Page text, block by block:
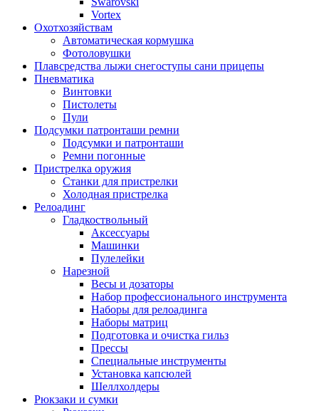
Vortex
Охотхозяйствам
Автоматическая кормушка
Фотоловушки
Плавсредства лыжи снегоступы сани прицепы
Пневматика
Винтовки
Пистолеты
Пули
Подсумки патронташи ремни
Подсумки и патронташи
Ремни погонные
Пристрелка оружия
Станки для пристрелки
Холодная пристрелка
Релоадинг
Гладкоствольный
Аксессуары
Машинки
Пулелейки
Нарезной
Весы и дозаторы
Набор профессионального инструмента
Наборы для релоадинга
Наборы матриц
Подготовка и очистка гильз
Прессы
Специальные инструменты
Установка капсюлей
Шеллхолдеры
Рюкзаки и сумки